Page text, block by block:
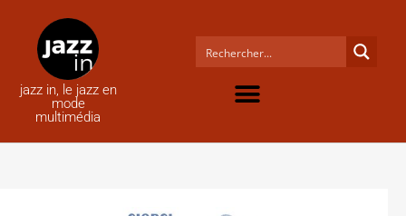
jazz in, le jazz en
mode
multimédia